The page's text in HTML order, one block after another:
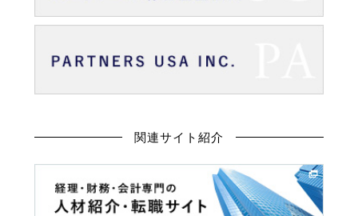
関連サイト紹介